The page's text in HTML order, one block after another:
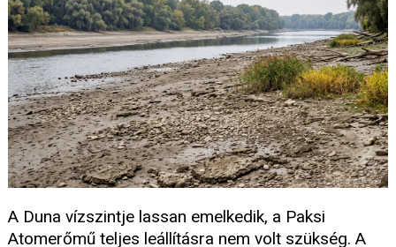
A Duna vízszintje lassan emelkedik, a Paksi
Atomerőmű teljes leállításra nem volt szükség. A